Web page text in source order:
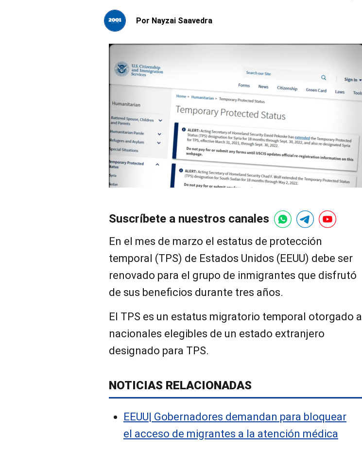
Por Nayzai Saavedra
Suscríbete a nuestros canales
En el mes de marzo el estatus de protección
temporal (TPS) de Estados Unidos (EEUU) debe ser
renovado para el grupo de inmigrantes que disfrutó
de sus beneficios durante tres años.
El TPS es un estatus migratorio temporal otorgado a
nacionales elegibles de un estado extranjero
designado para TPS.
NOTICIAS RELACIONADAS
EEUU| Gobernadores demandan para bloquear
el acceso de migrantes a la atención médica